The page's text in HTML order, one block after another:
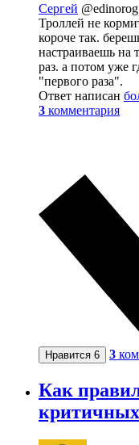
Сергей @edinorog
Троллей не
короче так.
настраиваешь на
раз. а потом уже
"первого раза".
Ответ написан
3 комментария
Нравится 6 3
Как
критичных